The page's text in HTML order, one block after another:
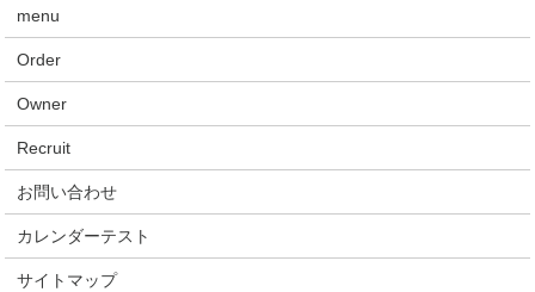
menu
Order
Owner
Recruit
お問い合わせ
カレンダーテスト
サイトマップ